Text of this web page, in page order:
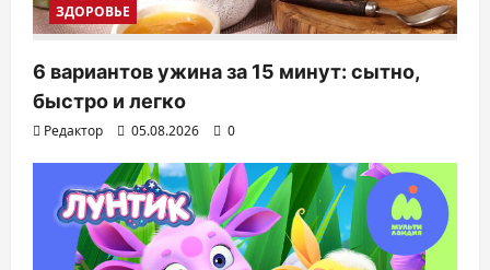
ЗДОРОВЬЕ
6 вариантов ужина за 15 минут: сытно,
быстро и легко
Редактор 05.08.2026 0